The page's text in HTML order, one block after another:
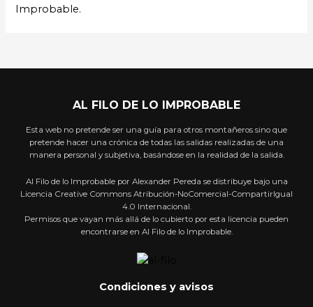
Improbable.
AL FILO DE LO IMPROBABLE
Esta web no pretende ser una guía para otros montañeros sino que
pretende hacer una crónica de todas las salidas realizadas de una
manera personal y subjetiva, basándose en la realidad de la salida.
Al Filo de lo Improbable por Alexander Pereda se distribuye bajo una
Licencia Creative Commons Atribución-NoComercial-CompartirIgual
4.0 Internacional.
Permisos que vayan más allá de lo cubierto por esta licencia pueden
encontrarse en Al Filo de lo Improbable.
Condiciones y avisos